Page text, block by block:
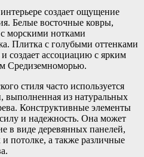
создает ощущение
Белые восточные ковры,
с морскими нотками
Плитка с голубыми оттенками
создает ассоциацию с ярким
Средиземноморью.
стиля часто используется
выполненная из натуральных
Конструктивные элементы
и надежность. Она может
в виде деревянных панелей,
потолке, а также различные